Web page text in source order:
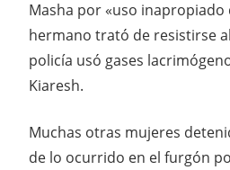
Masha por «uso inapropiado
hermano trató de resistirse
policía usó gases
Kiaresh.
Muchas otras mujeres
de lo ocurrido en el furgón